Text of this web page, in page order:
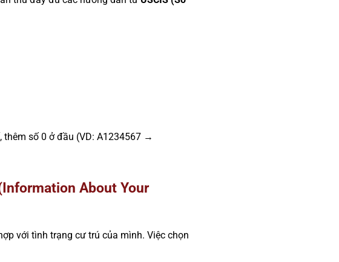
số 0 ở đầu (VD: A1234567 →
About Your
với tình trạng cư trú của mình. Việc chọn